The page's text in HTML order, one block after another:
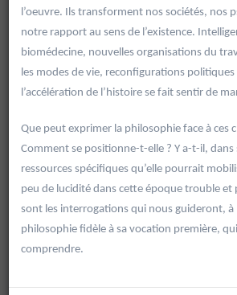
l’oeuvre. Ils transforment nos sociétés, nos
notre rapport au sens de l’existence.
biomédecine, nouvelles organisations du
les modes de vie, reconfigurations
l’accélération de l’histoire se fait sentir de
Que peut exprimer la philosophie face à ces
Comment se positionne-t-elle ? Y a-t-il,
ressources spécifiques qu’elle pourrait
peu de lucidité dans cette époque trouble et
sont les interrogations qui nous guideront, à
philosophie fidèle à sa vocation première,
comprendre.